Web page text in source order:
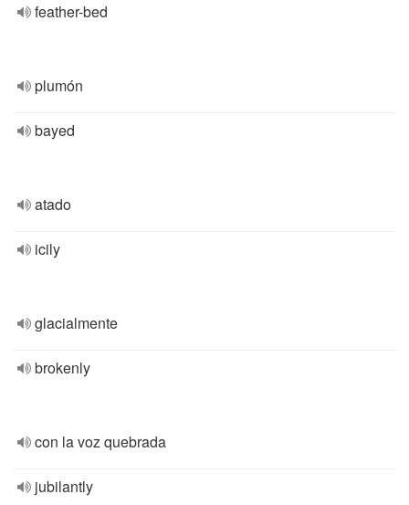
feather-bed
plumón
bayed
atado
icily
glacialmente
brokenly
con la voz quebrada
jubilantly